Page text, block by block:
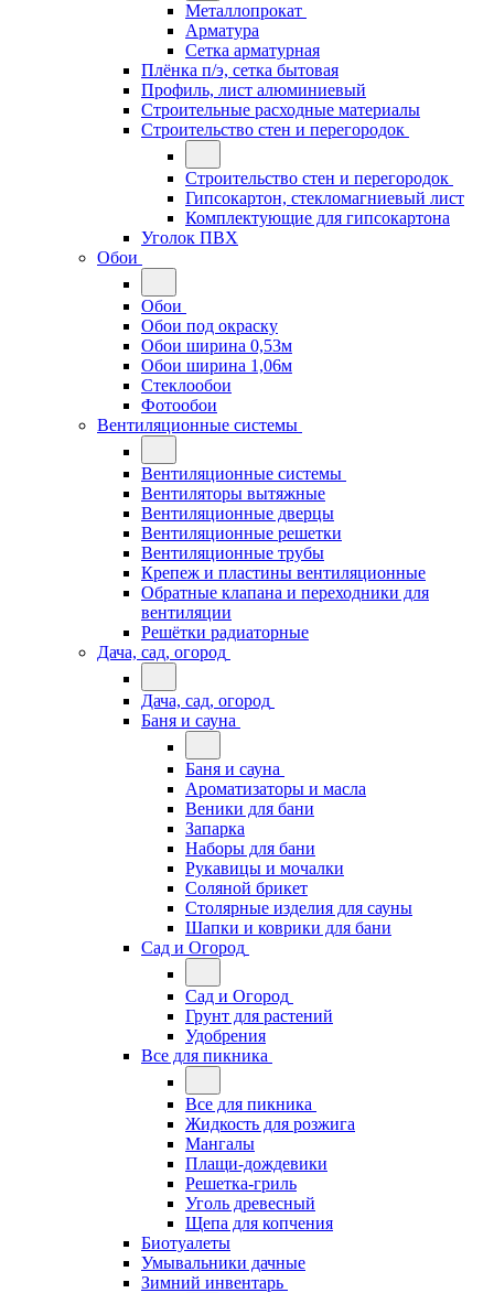
Металлопрокат
Арматура
Сетка арматурная
Плёнка п/э, сетка бытовая
Профиль, лист алюминиевый
Строительные расходные материалы
Строительство стен и перегородок
Строительство стен и перегородок
Гипсокартон, стекломагниевый лист
Комплектующие для гипсокартона
Уголок ПВХ
Обои
Обои
Обои под окраску
Обои ширина 0,53м
Обои ширина 1,06м
Стеклообои
Фотообои
Вентиляционные системы
Вентиляционные системы
Вентиляторы вытяжные
Вентиляционные дверцы
Вентиляционные решетки
Вентиляционные трубы
Крепеж и пластины вентиляционные
Обратные клапана и переходники для
вентиляции
Решётки радиаторные
Дача, сад, огород
Дача, сад, огород
Баня и сауна
Баня и сауна
Ароматизаторы и масла
Веники для бани
Запарка
Наборы для бани
Рукавицы и мочалки
Соляной брикет
Столярные изделия для сауны
Шапки и коврики для бани
Сад и Огород
Сад и Огород
Грунт для растений
Удобрения
Все для пикника
Все для пикника
Жидкость для розжига
Мангалы
Плащи-дождевики
Решетка-гриль
Уголь древесный
Щепа для копчения
Биотуалеты
Умывальники дачные
Зимний инвентарь